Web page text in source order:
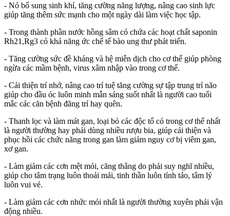
- Nó bổ sung sinh khí, tăng cường năng lượng, nâng cao sinh lực
giúp tăng thêm sức mạnh cho một ngày dài làm việc học tập.
- Trong thành phần nước hồng sâm có chứa các hoạt chất saponin
Rh21,Rg3 có khả năng ức chế tế bào ung thư phát triển.
- Tăng cường sức đề kháng và hệ miễn dịch cho cơ thể giúp phòng
ngừa các mầm bệnh, virus xâm nhập vào trong cơ thể.
- Cải thiện trí nhớ, nâng cao trí tuệ tăng cường sự tập trung trí não
giúp cho đầu óc luôn minh mẫn sáng suốt nhất là người cao tuổi
mắc các căn bệnh đãng trí hay quên.
- Thanh lọc và làm mát gan, loại bỏ các độc tố có trong cơ thể nhất
là người thường hay phải dùng nhiều rượu bia, giúp cải thiện và
phục hồi các chức năng trong gan làm giảm nguy cơ bị viêm gan,
xơ gan.
- Làm giảm các cơn mệt mỏi, căng thẳng do phải suy nghĩ nhiều,
giúp cho tâm trạng luôn thoải mái, tinh thần luôn tỉnh táo, tâm lý
luôn vui vẻ.
- Làm giảm các cơn nhức mỏi nhất là người thường xuyên phải vận
động nhiều.